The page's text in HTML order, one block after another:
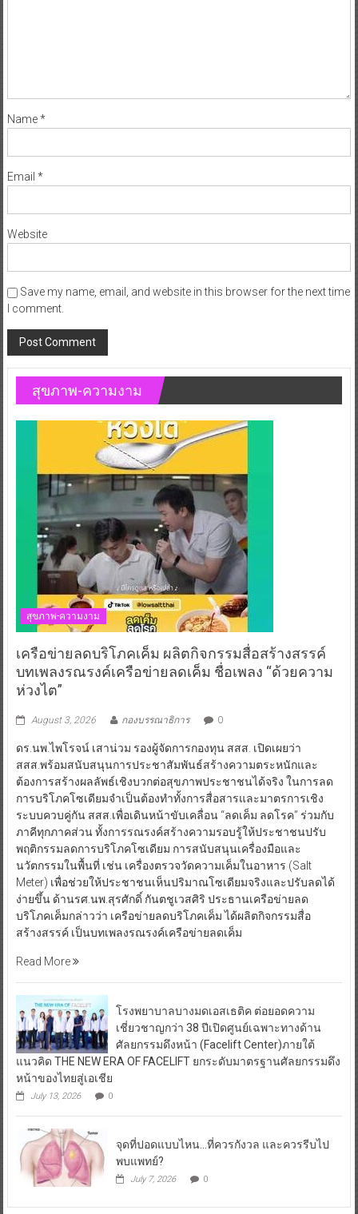
Name*
Email *
Website
Save my name, email, and website in this browser for the next time
I comment.
สุขภาพ-ความงาม
สุขภาพ-ความงาม
เครือข่ายลดบริโภคเค็ม ผลิตกิจกรรมสื่อสร้างสรรค์
บทเพลงรณรงค์เครือข่ายลดเค็ม ชื่อเพลง “ด้วยความ
ห่วงไต”
August 3, 2026 กองบรรณาธิการ 0
ดร.นพ.ไพโรจน์ เสาน่วม รองผู้จัดการกองทุน สสส. เปิดเผยว่า
สสส.พร้อมสนับสนุนการประชาสัมพันธ์สร้างความตระหนักและ
ต้องการสร้างผลลัพธ์เชิงบวกต่อสุขภาพประชาชนได้จริง ในการลด
การบริโภคโซเดียมจำเป็นต้องทำทั้งการสื่อสารและมาตรการเชิง
ระบบควบคู่กัน สสส.เพื่อเดินหน้าขับเคลื่อน “ลดเค็ม ลดโรค” ร่วมกับ
ภาคีทุกภาคส่วน ทั้งการรณรงค์สร้างความรอบรู้ให้ประชาชนปรับ
พฤติกรรมลดการบริโภคโซเดียม การสนับสนุนเครื่องมือและ
นวัตกรรมในพื้นที่ เช่น เครื่องตรวจวัดความเค็มในอาหาร (Salt
Meter) เพื่อช่วยให้ประชาชนเห็นปริมาณโซเดียมจริงและปรับลดได้
ง่ายขึ้น ด้านรศ.นพ.สุรศักดิ์ กันตชูเวสศิริ ประธานเครือข่ายลด
บริโภคเค็มกล่าวว่า เครือข่ายลดบริโภคเค็ม ได้ผลิตกิจกรรมสื่อ
สร้างสรรค์ เป็นบทเพลงรณรงค์เครือข่ายลดเค็ม
Read More
โรงพยาบาลบางมดเอสเธติค ต่อยอดความ
เชี่ยวชาญกว่า 38 ปีเปิดศูนย์เฉพาะทางด้าน
ศัลยกรรมดึงหน้า (Facelift Center)ภายใต้
แนวคิด THE NEW ERA OF FACELIFT ยกระดับมาตรฐานศัลยกรรมดึง
หน้าของไทยสู่เอเชีย
July 13, 2026 0
จุดที่ปอดแบบไหน…ที่ควรกังวล และควรรีบไป
พบแพทย์?
July 7, 2026 0